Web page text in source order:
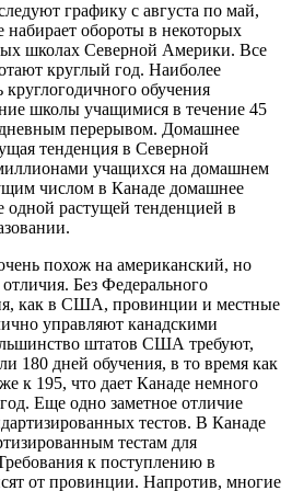
графику с августа по май,
набирает обороты в некоторых
школах Северной Америки. Все
круглый год. Наиболее
круглогодичного обучения
школы учащимися в течение 45
перерывом. Домашнее
тенденция в Северной
учащихся на домашнем
числом в Канаде домашнее
одной растущей тенденцией в
похож на американский, но
Без Федерального
как в США, провинции и местные
управляют канадскими
штатов США требуют,
180 дней обучения, в то время как
к 195, что дает Канаде немного
Еще одно заметное отличие
тестов. В Канаде
тестам для
к поступлению в
от провинции. Напротив, многие